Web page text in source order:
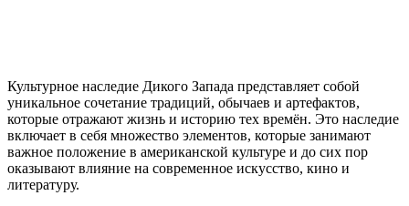
Культурное наследие Дикого Запада представляет собой
уникальное сочетание традиций, обычаев и артефактов,
которые отражают жизнь и историю тех времён. Это наследие
включает в себя множество элементов, которые занимают
важное положение в американской культуре и до сих пор
оказывают влияние на современное искусство, кино и
литературу.